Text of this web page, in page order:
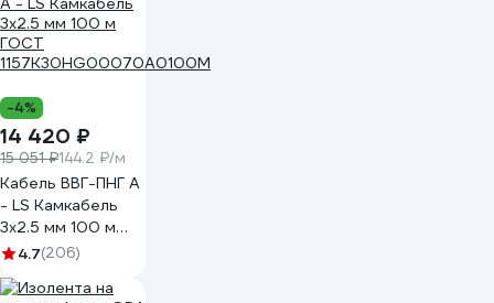
-2034 694153
-4%
14 420 ₽
15 051 ₽144.2 ₽/м
Кабель ВВГ-ПНГ А
- LS Камкабель
3x2.5 мм 100 м
ГОСТ
4.7(206)